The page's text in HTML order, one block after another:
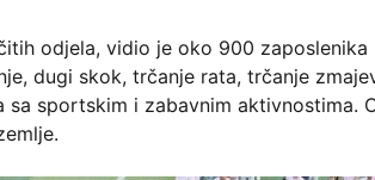
odjela, vidio je oko 900 zaposlenika
dugi skok, trčanje rata, trčanje
sportskim i zabavnim aktivnostima.